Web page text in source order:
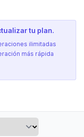
tu plan.
ilimitadas
más rápida